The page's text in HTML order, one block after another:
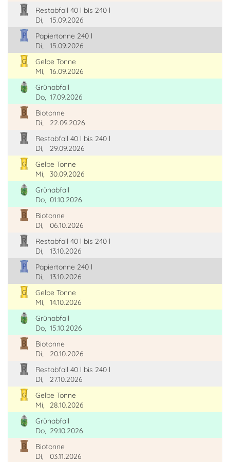
Restabfall 40 l bis 240 l
Di,
15.09.2026
Papiertonne 240 l
Di,
15.09.2026
Gelbe Tonne
Mi,
16.09.2026
Grünabfall
Do, 17.09.2026
Biotonne
Di,
22.09.2026
Restabfall 40 l bis 240 l
Di,
29.09.2026
Gelbe Tonne
Mi,
30.09.2026
Grünabfall
Do, 01.10.2026
Biotonne
Di,
06.10.2026
Restabfall 40 l bis 240 l
Di,
13.10.2026
Papiertonne 240 l
Di,
13.10.2026
Gelbe Tonne
Mi,
14.10.2026
Grünabfall
Do, 15.10.2026
Biotonne
Di,
20.10.2026
Restabfall 40 l bis 240 l
Di,
27.10.2026
Gelbe Tonne
Mi,
28.10.2026
Grünabfall
Do, 29.10.2026
Biotonne
Di,
03.11.2026